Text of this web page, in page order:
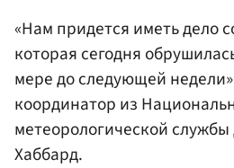
«Нам придется иметь дело
которая сегодня
мере до следующей
координатор из
метеорологической
Хаббард.